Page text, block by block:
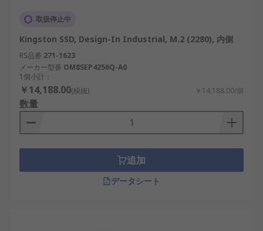
取扱停止中
Kingston SSD, Design-In Industrial, M.2 (2280), 内側
RS品番 271-1623
メーカー型番 OM8SEP4256Q-A0
1個小計：
￥14,188.00(税抜) ￥14,188.00/個
数量
追加
データシート